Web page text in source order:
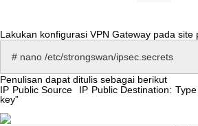
Lakukan konfigurasi VPN Gateway pada site
# nano /etc/strongswan/ipsec secrets
Penulisan dapat ditulis sebagai berikut
IP Public Source IP Public Destination: Type
key”